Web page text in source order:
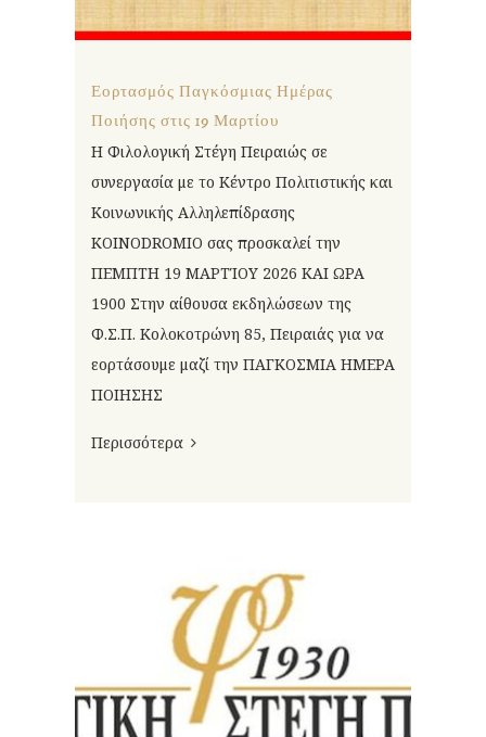
Εορτασμός Παγκόσμιας Ημέρας
Ποιήσης στις 19 Μαρτίου
Η Φιλολογική Στέγη Πειραιώς σε
συνεργασία με το Κέντρο Πολιτιστικής και
Κοινωνικής Αλληλεπίδρασης
KOINODROMIO σας προσκαλεί την
ΠΕΜΠΤΗ 19 ΜΑΡΤΊΟΥ 2026 ΚΑΙ ΩΡΑ
1900 Στην αίθουσα εκδηλώσεων της
Φ.Σ.Π. Κολοκοτρώνη 85, Πειραιάς για να
εορτάσουμε μαζί την ΠΑΓΚΟΣΜΙΑ ΗΜΕΡΑ
ΠΟΙΗΣΗΣ
Περισσότερα